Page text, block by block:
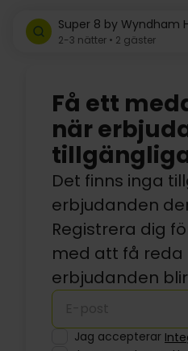
Super 8 by Wyndham
2-3 nätter • 2 gäster
Få ett
när
Det finns inga
erbjudanden
Registrera dig
med att få reda
erbjudanden
Jag accepterar